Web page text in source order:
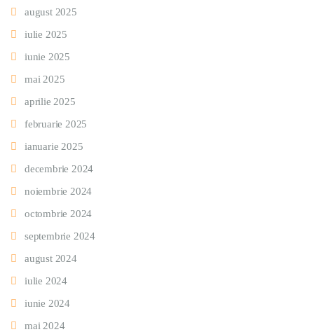
august 2025
iulie 2025
iunie 2025
mai 2025
aprilie 2025
februarie 2025
ianuarie 2025
decembrie 2024
noiembrie 2024
octombrie 2024
septembrie 2024
august 2024
iulie 2024
iunie 2024
mai 2024